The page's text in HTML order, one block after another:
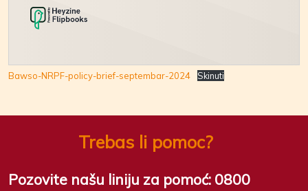
Bawso-NRPF-policy-brief-septembar-2024 Skinuti
Trebas li pomoc?
Pozovite našu liniju za pomoć: 0800